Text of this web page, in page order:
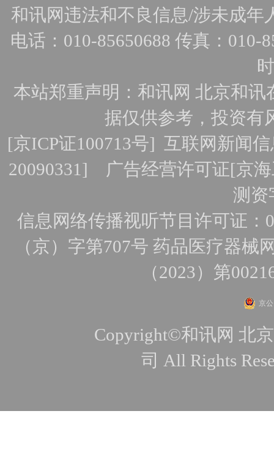
和讯网违法和不良信息/涉未成年
电话：010-85650688 传真：010-
本站郑重声明：和讯网 北京和
据仅供参考，投资有
[京ICP证100713号]互联网新闻
20090331] 广告经营许可证[京
测资
信息网络传播视听节目许可证：
（京）字第707号 药品医疗器械
（2023）第
京
Copyright©和讯网 北
司 All Rights